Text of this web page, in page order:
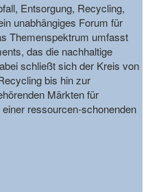
Entsorgung, Recycling,
unabhängiges Forum für
Themenspektrum umfasst
das die nachhaltige
schließt sich der Kreis von
bis hin zur
Märkten für
ressourcen-schonenden